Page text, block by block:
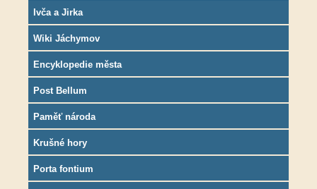
Ivča a Jirka
Wiki Jáchymov
Encyklopedie města
Post Bellum
Paměť národa
Krušné hory
Porta fontium